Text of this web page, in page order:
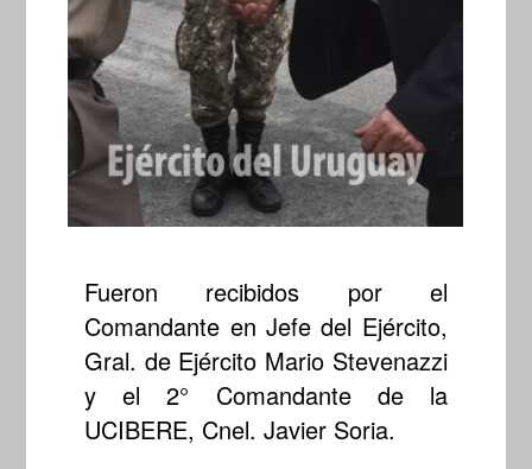
Fueron recibidos por el
Comandante en Jefe del Ejército,
Gral. de Ejército Mario Stevenazzi
y el 2° Comandante de la
UCIBERE, Cnel. Javier Soria.